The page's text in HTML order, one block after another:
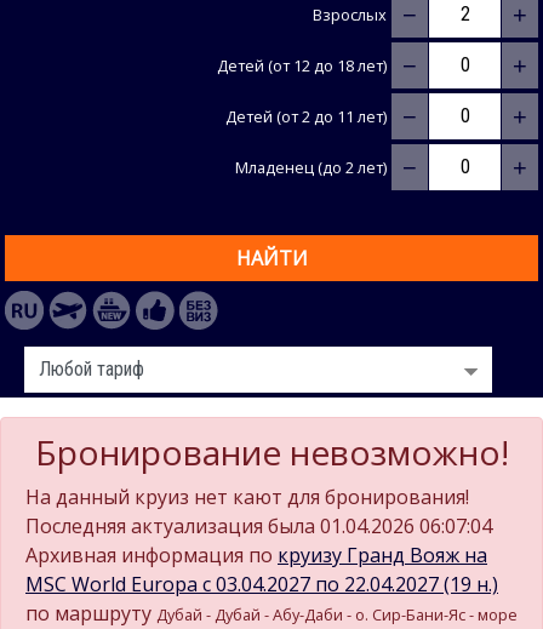
Взрослых − +
Детей (от 12 до 18 лет) − +
Детей (от 2 до 11 лет) − +
Младенец (до 2 лет) − +
НАЙТИ
Бронирование невозможно!
На данный круиз нет кают для бронирования!
Последняя актуализация была 01.04.2026 06:07:04
Архивная информация по круизу Гранд Вояж на
MSC World Europa c 03.04.2027 по 22.04.2027 (19 н.)
по маршруту Дубай - Дубай - Абу-Даби - о. Сир-Бани-Яс - море